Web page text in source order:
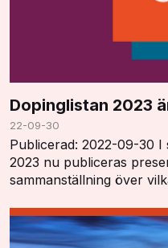
Dopinglistan 2023
22-09-30
Publicerad: 2022-09-30 I
2023 nu publiceras
sammanställning över
Notes". …